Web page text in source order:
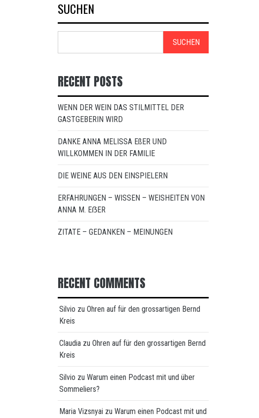
SUCHEN
SUCHEN
RECENT POSTS
WENN DER WEIN DAS STILMITTEL DER
GASTGEBERIN WIRD
DANKE ANNA MELISSA EßER UND
WILLKOMMEN IN DER FAMILIE
DIE WEINE AUS DEN EINSPIELERN
ERFAHRUNGEN – WISSEN – WEISHEITEN VON
ANNA M. EẞER
ZITATE – GEDANKEN – MEINUNGEN
RECENT COMMENTS
Silvio zu Ohren auf für den grossartigen Bernd
Kreis
Claudia zu Ohren auf für den grossartigen Bernd
Kreis
Silvio zu Warum einen Podcast mit und über
Sommeliers?
Maria Vizsnyai zu Warum einen Podcast mit und